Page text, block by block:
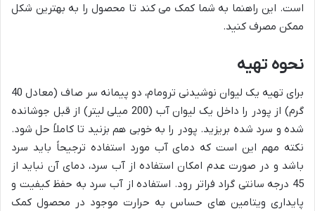
است. این راهنما به شما کمک می کند تا محصول را به بهترین شکل
ممکن مصرف کنید.
نحوه تهیه
برای تهیه یک لیوان نوشیدنی ترومام، دو پیمانه سر صاف (معادل 40
گرم) از پودر را داخل یک لیوان آب (200 میلی لیتر) از قبل جوشانده
شده و سرد شده بریزید. پودر را به خوبی هم بزنید تا کاملاً حل شود.
نکته مهم این است که دمای آب مورد استفاده ترجیحاً باید سرد
باشد و در صورت عدم امکان استفاده از آب سرد، دمای آن نباید از
45 درجه سانتی گراد فراتر رود. استفاده از آب سرد به حفظ کیفیت و
پایداری ویتامین های حساس به حرارت موجود در محصول کمک